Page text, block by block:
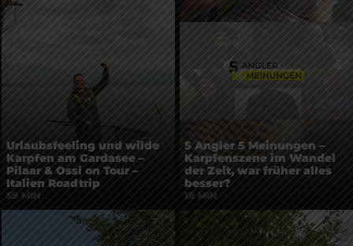
59 MIN
Urlaubsfeeling und wilde
Karpfen am Gardasee –
Pilaar & Ossi on Tour –
Italien Roadtrip
18 MIN
5 Angler 5 Meinungen –
Karpfenszene im Wandel
der Zeit, war früher alles
besser?